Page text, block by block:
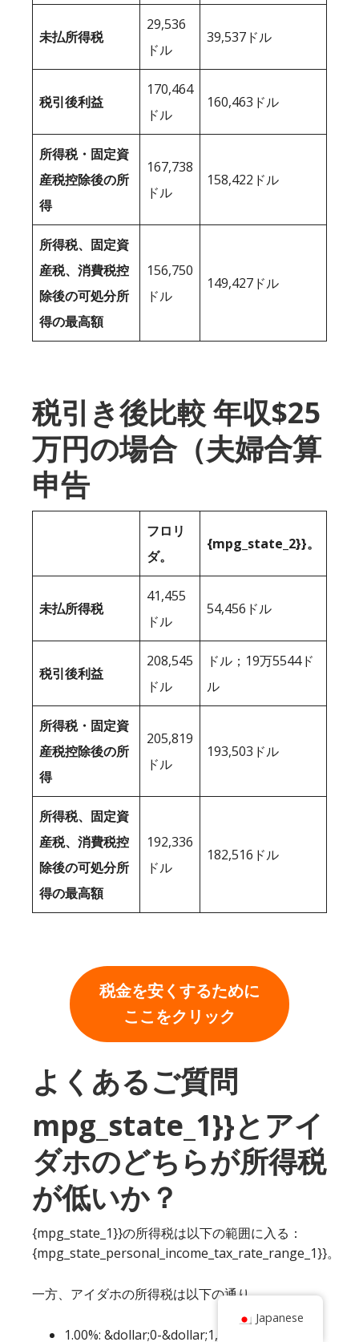
未払所得税
29,536
ドル
39,537ドル
税引後利益
170,464
ドル
160,463ドル
所得税・固定資
産税控除後の所
得
167,738
ドル
158,422ドル
所得税、固定資
産税、消費税控
除後の可処分所
得の最高額
156,750
ドル
149,427ドル
税引き後比較 年収$25
万円の場合（夫婦合算
申告
フロリ
ダ。
{mpg_state_2}}。
未払所得税
41,455
ドル
54,456ドル
税引後利益
208,545
ドル
ドル；19万5544ド
ル
所得税・固定資
産税控除後の所
得
205,819
ドル
193,503ドル
所得税、固定資
産税、消費税控
除後の可処分所
得の最高額
192,336
ドル
182,516ドル
税金を安くするために
ここをクリック
よくあるご質問
mpg_state_1}}とアイ
ダホのどちらが所得税
が低いか？
{mpg_state_1}}の所得税は以下の範囲に入る：
{mpg_state_personal_income_tax_rate_range_1}}。
一方、アイダホの所得税は以下の通り。
1.00%: &dollar;0-&dollar;1,662
Japanese